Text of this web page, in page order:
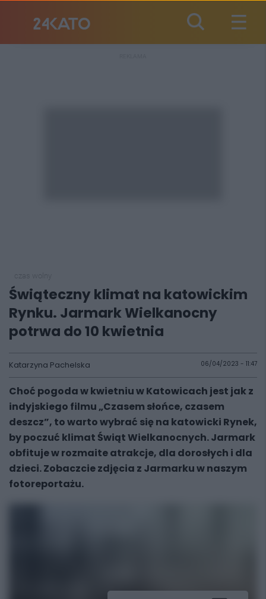
Świąteczny klimat na katowickim
Rynku. Jarmark Wielkanocny
potrwa do 10 kwietnia
Katarzyna Pachelska 06/04/2023 - 11:47
Choć pogoda w kwietniu w Katowicach jest jak z
indyjskiego filmu „Czasem słońce, czasem
deszcz”, to warto wybrać się na katowicki Rynek,
by poczuć klimat Świąt Wielkanocnych. Jarmark
obfituje w rozmaite atrakcje, dla dorosłych i dla
dzieci. Zobaczcie zdjęcia z Jarmarku w naszym
fotoreportażu.